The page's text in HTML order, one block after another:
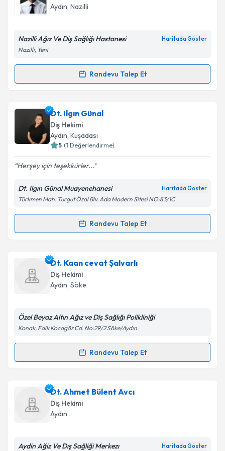
Takvim Talebini Gönder
takvim hazırlandığında e-posta ile bilgilendireceğiz.
Kişisel verilerimin işlenmesine ilişkin
Metni'ni okudum ve kişisel verilerimin belirtilen
Takvim Talebini Gönder
Aydın, Nazilli
Nazilli Ağız Ve Diş Sağlığı Hastanesi Haritada Göster
Nazilli, Yeni
Randevu Talep Et
Randevu Takvimi Talebi
Dt. Ali Yemeniiçin randevu takvimi talebi oluşturun.
Size bu uzmandan randevu almanız için bir takvim
hazırlandığında e-posta ile bilgilendireceğiz.
Kişisel verilerimin işlenmesine ilişkinAydınlatma
Metni'ni okudum ve kişisel verilerimin belirtilen
kapsamda işlenmesini kabul ediyorum.
Dt. Ilgın Günal
Diş Hekimi
Aydın, Kuşadası
5 (1 Değerlendirme)
Herşey için teşekkürler...
Dt. Ilgın Günal Muayenehanesi Haritada Göster
Türkmen Mah. Turgut Özal Blv. Ada Modern Sitesi NO:83/1C
Randevu Talep Et
Randevu Takvimi Talebi
Dt. Ilgın Günal için randevu takvimi talebi oluşturun.
Size bu uzmandan randevu almanız için bir takvim
hazırlandığında e-posta ile bilgilendireceğiz.
Kişisel verilerimin işlenmesine ilişkin
Metni'ni okudum ve kişisel verilerimin belirtilen
Takvim Talebini Gönder
Dt. Kaan cevat Şalvarlı
Diş Hekimi
Aydın, Söke
Özel Beyaz Altın Ağız ve Diş Sağlığı Polikliniği
Konak, Faik Kocagöz Cd. No:29/2 Söke/Aydın
Randevu Talep Et
Randevu Takvimi Talebi
Dt. Kaan cevat Şalvarlıiçin randevu takvimi talebi
oluşturun. Size bu uzmandan randevu almanız için bir
takvim hazırlandığında e-posta ile bilgilendireceğiz.
Dt. Ahmet Bülent Avcı
Diş Hekimi
Aydın
Aydin Ağiz Ve Dış Sağliği Merkezı Haritada Göster